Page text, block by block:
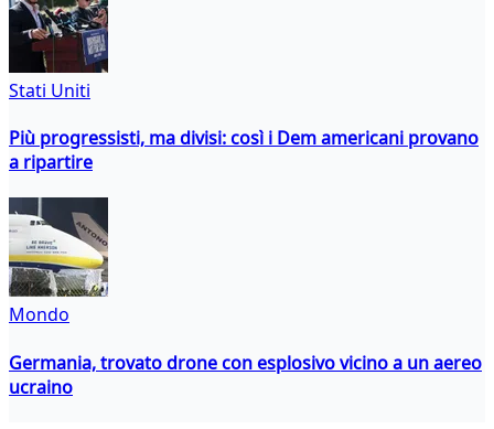
Stati Uniti
Più progressisti, ma divisi: così i Dem americani provano
a ripartire
Mondo
Germania, trovato drone con esplosivo vicino a un aereo
ucraino